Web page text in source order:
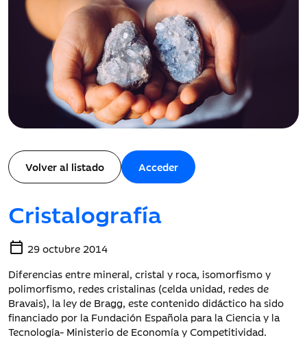
Volver al listado Acceder
Cristalografía
calendar_today 29 octubre 2014
Diferencias entre mineral, cristal y roca, isomorfismo y
polimorfismo, redes cristalinas (celda unidad, redes de
Bravais), la ley de Bragg, este contenido didáctico ha sido
financiado por la Fundación Española para la Ciencia y la
Tecnología- Ministerio de Economía y Competitividad.